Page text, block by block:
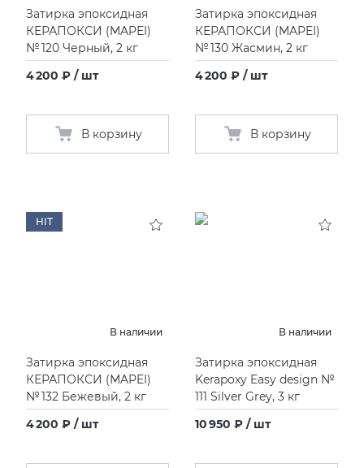
Затирка эпоксидная
КЕРАПОКСИ (MAPEI)
№ 120 Черный, 2 кг
4 200 ₽ / шт
В корзину
Затирка эпоксидная
КЕРАПОКСИ (MAPEI)
№ 130 Жасмин, 2 кг
4 200 ₽ / шт
В корзину
HIT
В наличии
Затирка эпоксидная
КЕРАПОКСИ (MAPEI)
№ 132 Бежевый, 2 кг
4 200 ₽ / шт
В наличии
Затирка эпоксидная
Kerapoxy Easy design №
111 Silver Grey, 3 кг
10 950 ₽ / шт